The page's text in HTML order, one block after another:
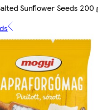
Sunflower Seeds 200